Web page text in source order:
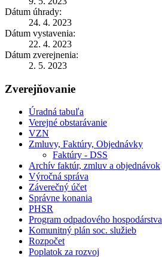
Dátum úhrady:
24. 4. 2023
Dátum vystavenia:
22. 4. 2023
Dátum zverejnenia:
2. 5. 2023
Zverejňovanie
Úradná tabuľa
Verejné obstarávanie
VZN
Zmluvy, Faktúry, Objednávky
Faktúry - DSS
Archív faktúr, zmluv a objednávok
Výročná správa
Záverečný účet
Správne konania
PHSR
Program odpadového hospodárstva
Komunitný plán soc. služieb
Rozpočet
Poplatok za rozvoj